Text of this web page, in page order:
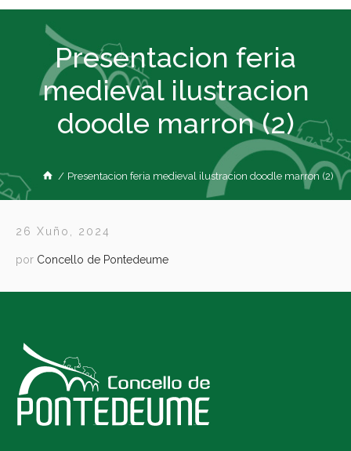
Presentacion feria
medieval ilustracion
doodle marron (2)
/ Presentacion feria medieval ilustracion doodle marron (2)
26 Xuño, 2024
por Concello de Pontedeume